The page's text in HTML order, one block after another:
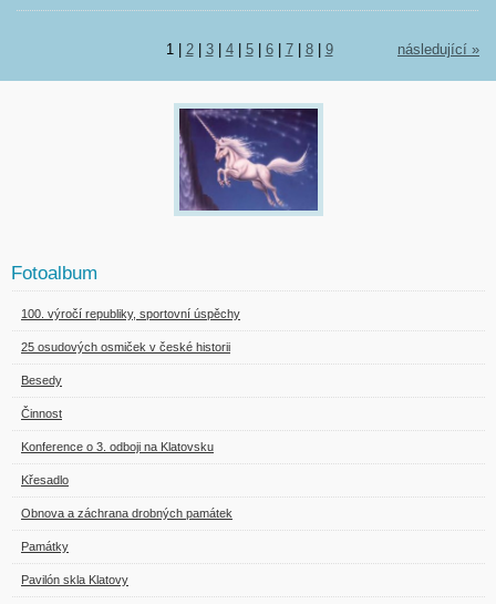
1 2 3 4 5 6 7 8 9 následující »
Fotoalbum
100. výročí republiky, sportovní úspěchy
25 osudových osmiček v české historii
Besedy
Činnost
Konference o 3. odboji na Klatovsku
Křesadlo
Obnova a záchrana drobných památek
Památky
Pavilón skla Klatovy